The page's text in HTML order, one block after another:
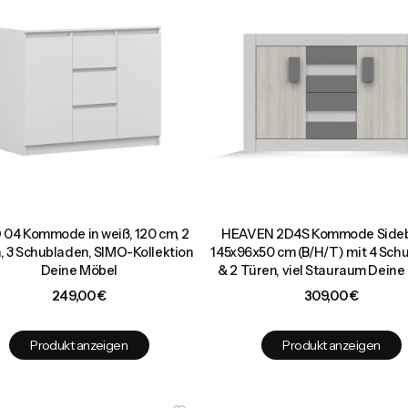
04 Kommode in weiß, 120 cm, 2
3 Schubladen, SIMO-Kollektion
Deine Möbel
Preis
249,00 €
Produkt anzeigen
HEAVEN 2D4S Kommode
145x96x50 cm (B/H/T) mit 4
& 2 Türen, viel Stauraum Deine
Preis
309,00 €
Produkt anzeigen